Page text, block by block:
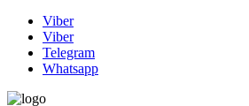
Viber
Viber
Telegram
Whatsapp